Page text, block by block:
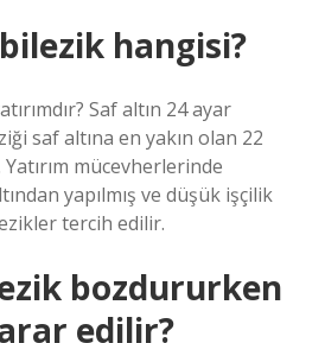
hangisi?
Saf altın 24 ayar
saf altına en yakın olan 22
mücevherlerinde
yapılmış ve düşük işçilik
tercih edilir.
bozdururken
edilir?